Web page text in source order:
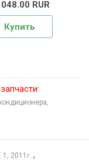
RUR
Купить
1, 2011 г. ,